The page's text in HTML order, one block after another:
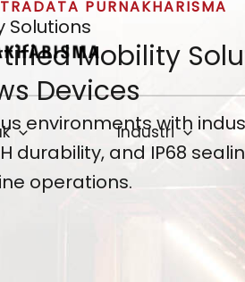
Industri
PURNAKHARISMA
Solutions
Mobility
Devices
environments with
durability, and IP68
operations.